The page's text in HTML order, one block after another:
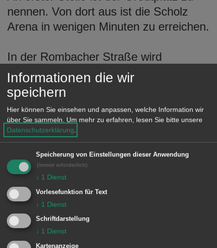
nennen. Von dort aus ist die Scholz
Arena in wenigen Minuten zu erreichen.
In der Rombacher Straße wird
stadtauswärts der Radfahrstreifen
zwischen der Steimlestraße und der
Zufahrt Westumgehung Aalen zum
Parken freigegeben.
Desweiteren stehen Parkplätze im
Festplatz und bei dem Freibad in
Unterrombach zur Verfügung.
Es wird besonders darauf hingewiesen,
dass die Zufahrt in den Stadionweg
(Zufahrt MTV, SSV, Waldfriedhof)
Informationen die wir
speichern
Hier können Sie einsehen und anpassen, welche Information wir
über Sie sammeln.
Um mehr zu erfahren, lesen Sie bitte unsere
Datenschutzerklärung
Speicherung von Einstellungen dieser Anwendung
(immer erforderlich)
↓ 1 Dienst
Vorlesefunktion für Text
↓ 1 Dienst
Schriftdarstellung
↓ 1 Dienst
Kartenanzeige